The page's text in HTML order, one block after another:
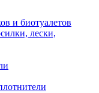
и биотуалетов
лески,